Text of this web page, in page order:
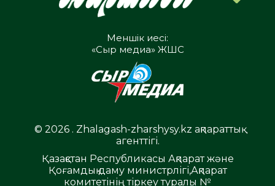
Меншік иесі:
«Сыр медиа» ЖШС
© 2026 . Zhalagash-zharshysy.kz ақпараттық
агенттігі.
Қазақстан Республикасы Ақпарат және
Қоғамдық даму министрлігі,Ақпарат
комитетінің тіркеу туралы №